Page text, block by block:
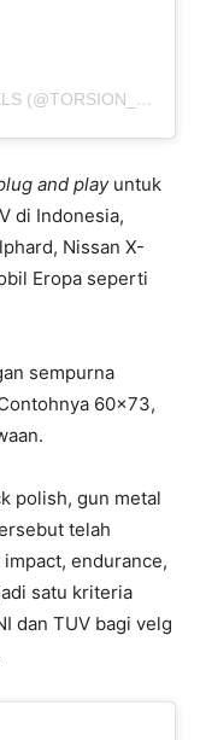
A POST SHARED BY TORSION WHEELS (@TORSION_WHEELS)
and play untuk
di Indonesia,
Nissan X-
Eropa seperti
sempurna
60×73,
polish, gun metal
telah
endurance,
satu kriteria
dan TUV bagi velg